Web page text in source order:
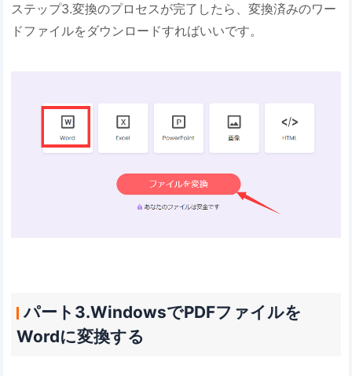
ステップ3.変換のプロセスが完了したら、変換済みのワー
ドファイルをダウンロードすればいいです。
パート3.WindowsでPDFファイルを
Wordに変換する